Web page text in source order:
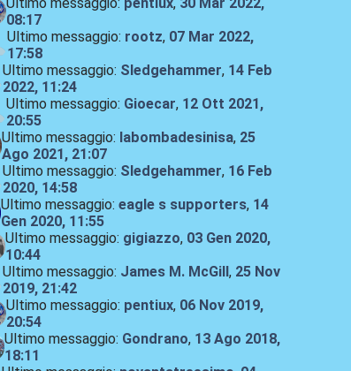
08:17
Ultimo messaggio: rootz, 07 Mar 2022,
17:58
Ultimo messaggio: Sledgehammer, 14 Feb
2022, 11:24
Ultimo messaggio: Gioecar, 12 Ott 2021,
20:55
Ultimo messaggio: labombadesinisa, 25
Ago 2021, 21:07
Ultimo messaggio: Sledgehammer, 16 Feb
2020, 14:58
Ultimo messaggio:eagle s supporters, 14
Gen 2020, 11:55
Ultimo messaggio: gigiazzo, 03 Gen 2020,
10:44
Ultimo messaggio: James M. McGill, 25 Nov
2019, 21:42
Ultimo messaggio: pentiux, 06 Nov 2019,
20:54
Ultimo messaggio: Gondrano, 13 Ago 2018,
18:11